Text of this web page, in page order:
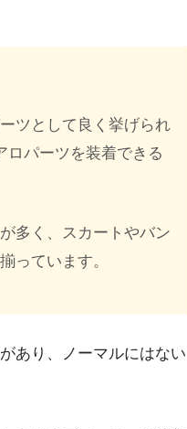
ツとして良く挙げられ
ロパーツを装着できる
多く、スカートやバン
っています。
あり、ノーマルにはない